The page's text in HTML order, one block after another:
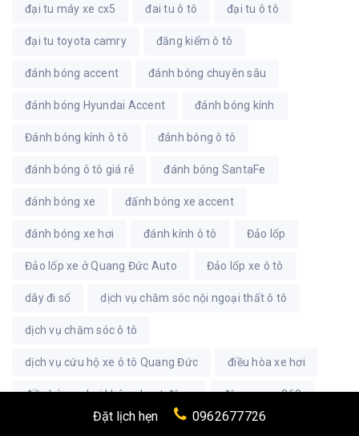
đại tu máy xe cx5 đai tu ô tô đại tu ô tô
đại tu toyota camry đăng kiểm ô tô
đánh bóng accent đánh bóng chuyên sâu
đánh bóng Hyundai Accent đánh bóng kính
Đánh bóng kính ô tô đánh bóng ô tô
đánh bóng ô tô giá rẻ đánh bóng SantaFe
đánh bóng xe đấnh bóng xe accent
đánh bóng xe hơi đánh kính ô tô Đảo lốp
Đảo lốp xe ở Quang Đức Auto Đảo lốp xe ô tô
dây đi số dịch vụ chăm sóc nội ngoại thất ô tô
dịch vụ chăm sóc ô tô
dịch vụ cứu hộ xe ô tô Quang Đức điều hòa xe hơi
điều hòa xe hơi không hoạt động độ camera 360
độ cửa hít
Đặt lịch hẹn 0962677726